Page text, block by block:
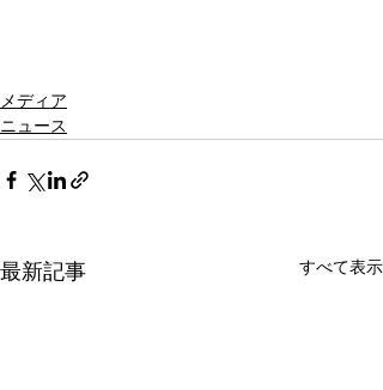
メディア
ニュース
最新記事 すべて表示